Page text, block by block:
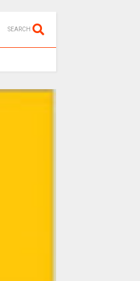
SEARCH